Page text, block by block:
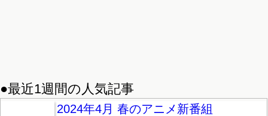
●最近1週間の人気記事
2024年4月 春のアニメ新番組